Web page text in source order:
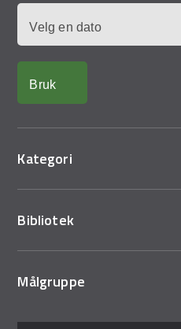
Kategori
Bibliotek
Målgruppe